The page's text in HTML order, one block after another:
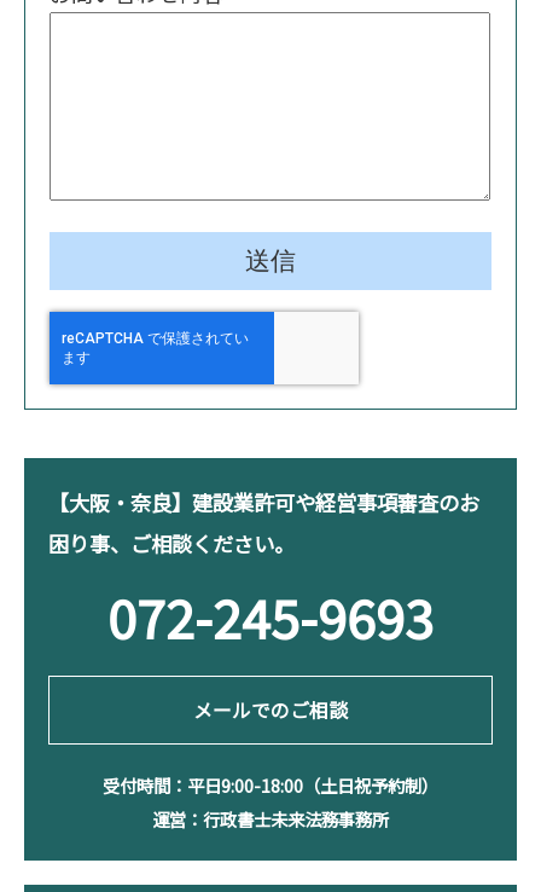
【大阪・奈良】建設業許可や経営事項審査のお
困り事、ご相談ください。
072-245-9693
メールでのご相談
受付時間：平日9:00-18:00（土日祝予約制）
運営：行政書士未来法務事務所